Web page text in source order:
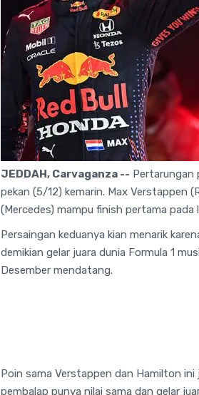
JEDDAH, Carvaganza -- Pertarungan
pekan (5/12) kemarin. Max Verstappen
(Mercedes) mampu finish pertama
Persaingan keduanya kian menarik
demikian gelar juara dunia Formula 1
Desember mendatang.
Poin sama Verstappen dan Hamilton
pembalap punya nilai sama dan gelar